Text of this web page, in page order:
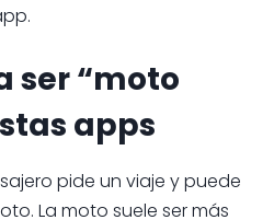
ser “moto
apps
pide un viaje y puede
La moto suele ser más